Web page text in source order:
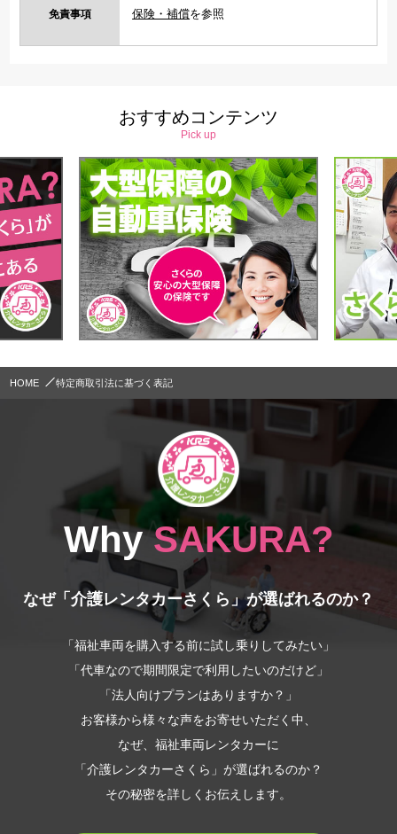
免責事項 保険・補償を参照
おすすめコンテンツ
Pick up
HOME 特定商取引法に基づく表記
WhySAKURA?
なぜ「介護レンタカーさくら」が選ばれるのか？
「福祉車両を購入する前に試し乗りしてみたい」
「代車なので期間限定で利用したいのだけど」
「法人向けプランはありますか？」
お客様から様々な声をお寄せいただく中、
なぜ、福祉車両レンタカーに
「介護レンタカーさくら」が選ばれるのか？
その秘密を詳しくお伝えします。